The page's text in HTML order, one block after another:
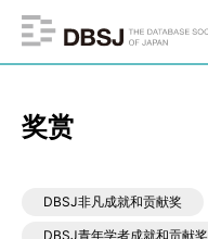
奖赏
DBSJ非凡成就和贡献奖
DBSJ青年学者成就和贡献奖